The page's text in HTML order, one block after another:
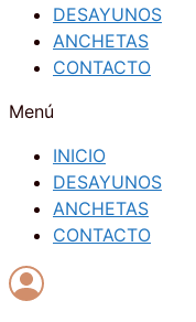
DESAYUNOS
ANCHETAS
CONTACTO
Menú
INICIO
DESAYUNOS
ANCHETAS
CONTACTO